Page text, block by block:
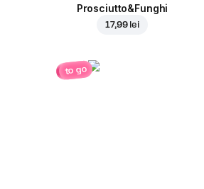
Prosciutto&Funghi
17,99 lei
to go